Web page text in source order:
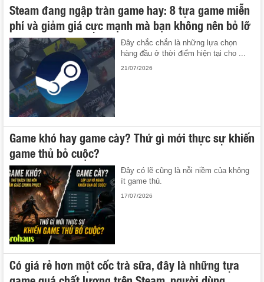
Steam đang ngập tràn game hay: 8 tựa game miễn
phí và giảm giá cực mạnh mà bạn không nên bỏ lỡ
Đây chắc chắn là những lựa chọn
hàng đầu ở thời điểm hiện tại cho ...
21/07/2026
Game khó hay game cày? Thứ gì mới thực sự khiến
game thủ bỏ cuộc?
Đây có lẽ cũng là nỗi niềm của không
ít game thủ.
17/07/2026
Có giá rẻ hơn một cốc trà sữa, đây là những tựa